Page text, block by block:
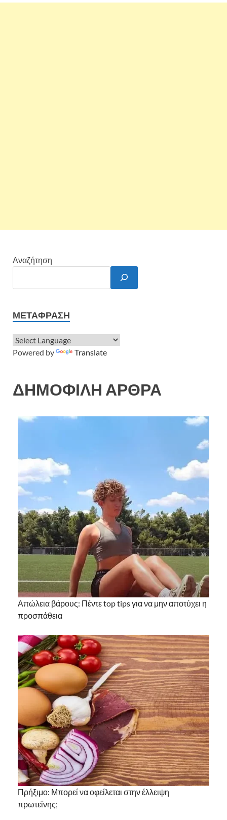
Αναζήτηση
ΜΕΤΆΦΡΑΣΗ
Powered by Translate
ΔΗΜΟΦΙΛΗ ΑΡΘΡΑ
Απώλεια βάρους: Πέντε top tips για να μην αποτύχει η
προσπάθεια
Πρήξιμο: Μπορεί να οφείλεται στην έλλειψη
πρωτεΐνης;